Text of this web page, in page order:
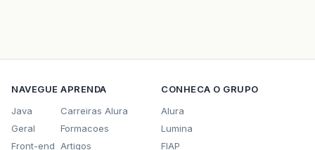
NAVEGUE
Java
Geral
Front-end
APRENDA
Carreiras Alura
Formacoes
Artigos
CONHECA O GRUPO
Alura
Lumina
FIAP